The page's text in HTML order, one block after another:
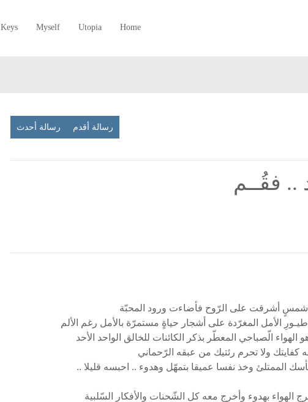
Home
Utopia
Myself
Keys
رسالة أحدث
رسالة أقدم
.. فقُــم
شمسٍ أشرقت على الرّوح فأضاءت ورود المحبّة
الأمل المغرّدة على أشجار حياةٍ مستمرّة بالأمل رغم الألم
الهواء الّصباحي المعطّر بذكر الكائنات للخالق الواحد الأحد
كفايتك ولا تحرم رئتيك من عبقه الرّحماني
الممتلئ وخذ نفسا عميقا بتمهّل وهدوء .. احبسه قليلا ..
الهواء بهدوء وأخرج معه كل الشّحنات والأفكار السّلبية